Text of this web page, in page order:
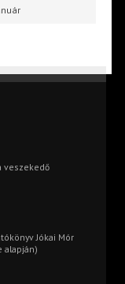
veszekedő
Jókai Mór
alapján)